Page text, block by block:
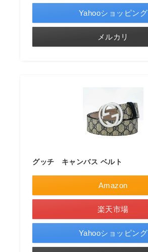
Yahooショッピング
メルカリ
グッチ キャンバス ベルト
Amazon
楽天市場
Yahooショッピング